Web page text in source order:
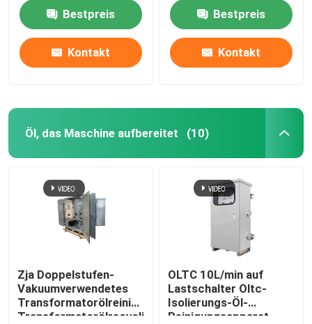
Kohlenfutteröl
Bestpreis
Kontakt
Bestpreis
Kontakt
Öl, das Maschine aufbereitet (10)
Zja Doppelstufen-
Vakuumverwendetes
Transformatorölreiniger,
Transformatorölrecyclingmaschine
OLTC 10L/min auf
Lastschalter Oltc-
Isolierungs-Öl-
Reinigungsapparat